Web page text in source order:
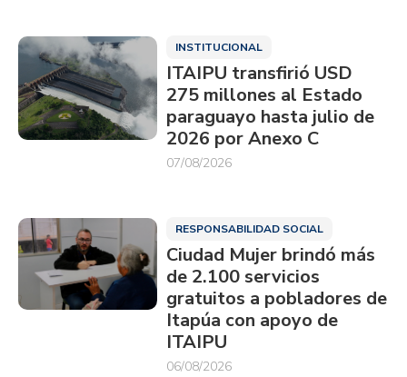
INSTITUCIONAL
ITAIPU transfirió USD
275 millones al Estado
paraguayo hasta julio de
2026 por Anexo C
07/08/2026
RESPONSABILIDAD SOCIAL
Ciudad Mujer brindó más
de 2.100 servicios
gratuitos a pobladores de
Itapúa con apoyo de
ITAIPU
06/08/2026